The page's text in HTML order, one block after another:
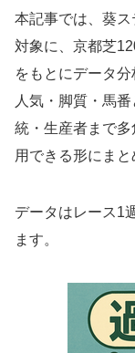
本記事では、葵
対象に、京都芝
をもとにデータ分
人気・脚質・馬
統・生産者まで
用できる形にまと
データはレース1
ます。